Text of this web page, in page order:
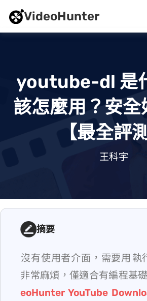
VideoHunter
youtube-dl 是
該怎麼用？安全
【最全評測
2025/12/08 . 王科宇
摘要
youtube-dl 沒有使用者介面，需要用
非常麻煩，僅適合有編程基
eoHunter YouTube